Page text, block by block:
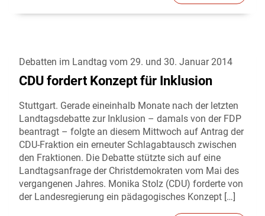
Debatten im Landtag vom 29. und 30. Januar 2014
CDU fordert Konzept für Inklusion
Stuttgart. Gerade eineinhalb Monate nach der letzten
Landtagsdebatte zur Inklusion – damals von der FDP
beantragt – folgte an diesem Mittwoch auf Antrag der
CDU-Fraktion ein erneuter Schlagabtausch zwischen
den Fraktionen. Die Debatte stützte sich auf eine
Landtagsanfrage der Christdemokraten vom Mai des
vergangenen Jahres. Monika Stolz (CDU) forderte von
der Landesregierung ein pädagogisches Konzept […]